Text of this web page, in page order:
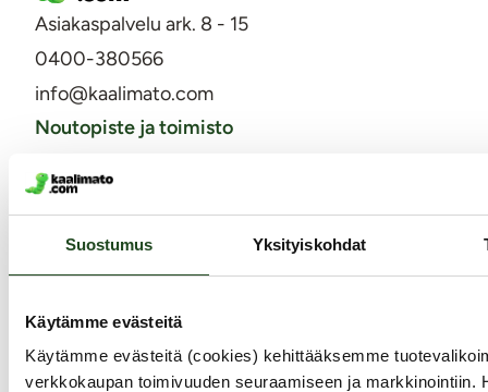
Suostumus Yksityiskohdat
Käytämme evästeitä
Käytämme evästeitä (cookies) kehittääksemme
verkkokaupan toimivuuden seuraamiseen ja markkinointiin.
Asiakaspalvelu ark. 8 - 15
0400-380566
info@kaalimato.com
Palautukset ja hyvitykset
Yksityisyyden suoja / tietosuoja
Noutopiste ja toimisto
Kumitehtaankatu 5 E